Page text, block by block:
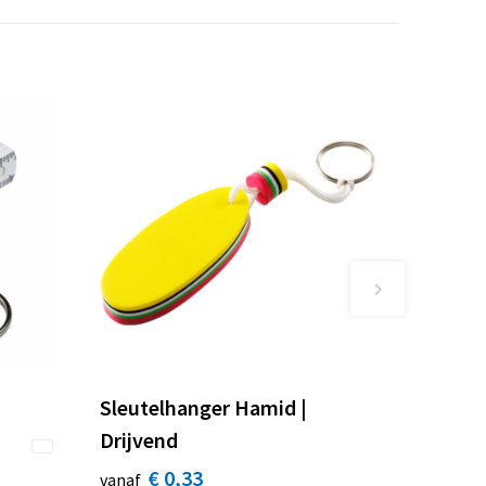
Sleutelhanger Hamid |
Drijvend
vanaf € 0,33